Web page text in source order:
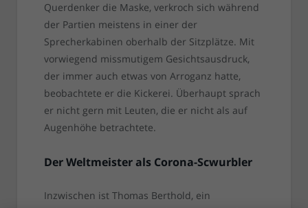
Querdenker die Maske, verkroch sich während
der Partien meistens in einer der
Sprecherkabinen oberhalb der Sitzplätze. Mit
vorwiegend missmutigem Gesichtsausdruck,
der immer auch etwas von Arroganz hatte,
beobachtete er die Kickerei. Überhaupt sprach
er nicht gern mit Leuten, die er nicht als auf
Augenhöhe betrachtete.
Der Weltmeister als Corona-Scwurbler
Inzwischen ist Thomas Berthold, ein